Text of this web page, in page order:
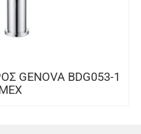
GENOVA BDG053-1